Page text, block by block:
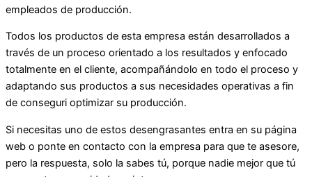
empleados de producción.
Todos los productos de esta empresa están desarrollados a
través de un proceso orientado a los resultados y enfocado
totalmente en el cliente, acompañándolo en todo el proceso y
adaptando sus productos a sus necesidades operativas a fin
de conseguri optimizar su producción.
Si necesitas uno de estos desengrasantes entra en su página
web o ponte en contacto con la empresa para que te asesore,
pero la respuesta, solo la sabes tú, porque nadie mejor que tú